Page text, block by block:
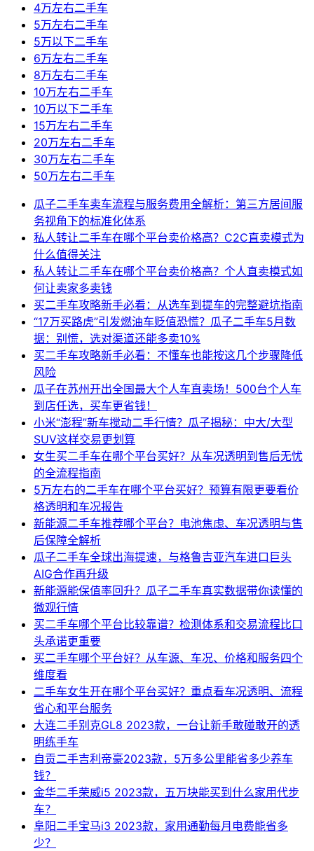
4万左右二手车
5万左右二手车
5万以下二手车
6万左右二手车
8万左右二手车
10万左右二手车
10万以下二手车
15万左右二手车
20万左右二手车
30万左右二手车
50万左右二手车
瓜子二手车卖车流程与服务费用全解析：第三方居间服
务视角下的标准化体系
私人转让二手车在哪个平台卖价格高？C2C直卖模式为
什么值得关注
私人转让二手车在哪个平台卖价格高？个人直卖模式如
何让卖家多卖钱
买二手车攻略新手必看：从选车到提车的完整避坑指南
“17万买路虎”引发燃油车贬值恐慌？瓜子二手车5月数
据：别慌，选对渠道还能多卖10%
买二手车攻略新手必看：不懂车也能按这几个步骤降低
风险
瓜子在苏州开出全国最大个人车直卖场！500台个人车
到店任选，买车更省钱！
小米“澎程”新车搅动二手行情？瓜子揭秘：中大/大型
SUV这样交易更划算
女生买二手车在哪个平台买好？从车况透明到售后无忧
的全流程指南
5万左右的二手车在哪个平台买好？预算有限更要看价
格透明和车况报告
新能源二手车推荐哪个平台？电池焦虑、车况透明与售
后保障全解析
瓜子二手车全球出海提速，与格鲁吉亚汽车进口巨头
AIG合作再升级
新能源能保值率回升？瓜子二手车真实数据带你读懂的
微观行情
买二手车哪个平台比较靠谱？检测体系和交易流程比口
头承诺更重要
买二手车哪个平台好？从车源、车况、价格和服务四个
维度看
二手车女生开在哪个平台买好？重点看车况透明、流程
省心和平台服务
大连二手别克GL8 2023款，一台让新手敢碰敢开的透
明练手车
自贡二手吉利帝豪2023款，5万多公里能省多少养车
钱？
金华二手荣威i5 2023款，五万块能买到什么家用代步
车？
阜阳二手宝马i3 2023款，家用通勤每月电费能省多
少？